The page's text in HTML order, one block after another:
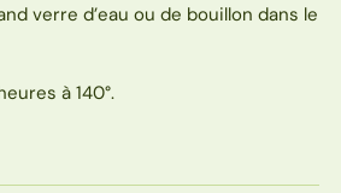
verre d’eau ou de bouillon dans le
à 140°.